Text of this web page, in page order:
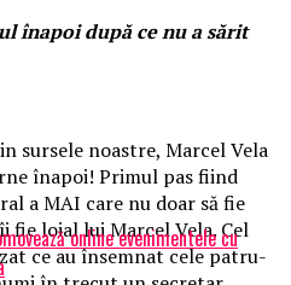
înapoi după ce nu a sărit
sursele noastre, Marcel Vela
înapoi! Primul pas fiind
a MAI care nu doar să fie
fie loial lui Marcel Vela. Cel
ce au însemnat cele patru-
online evenimentele cu